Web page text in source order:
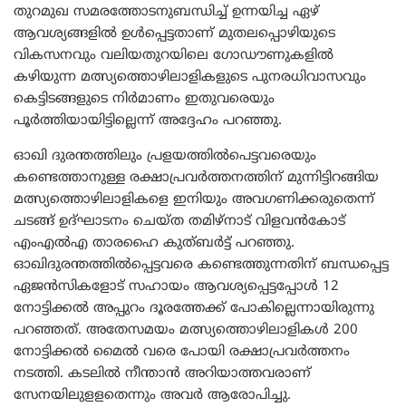
തുറമുഖ സമരത്തോടനുബന്ധിച്ച് ഉന്നയിച്ച ഏഴ്
ആവശ്യങ്ങളിൽ ഉൾപ്പെട്ടതാണ് മുതലപ്പൊഴിയുടെ
വികസനവും വലിയതുറയിലെ ഗോഡൗണുകളിൽ
കഴിയുന്ന മത്സ്യത്തൊഴിലാളികളുടെ പുനരധിവാസവും
കെട്ടിടങ്ങളുടെ നിർമാണം ഇതുവരെയും
പൂർത്തിയായിട്ടില്ലെന്ന് അദ്ദേഹം പറഞ്ഞു.
ഓഖി ദുരന്തത്തിലും പ്രളയത്തിൽപെട്ടവരെയും
കണ്ടെത്താനുള്ള രക്ഷാപ്രവർത്തനത്തിന് മുന്നിട്ടിറങ്ങിയ
മത്സ്യത്തൊഴിലാളികളെ ഇനിയും അവഗണിക്കരുതെന്ന്
ചടങ്ങ് ഉദ്ഘാടനം ചെയ്ത തമിഴ്‌നാട് വിളവൻകോട്
എംഎൽഎ താരഹൈ കുത്ബർട്ട് പറഞ്ഞു.
ഓഖിദുരന്തത്തിൽപ്പെട്ടവരെ കണ്ടെത്തുന്നതിന് ബന്ധപ്പെട്ട
ഏജൻസികളോട് സഹായം ആവശ്യപ്പെട്ടപ്പോൾ 12
നോട്ടിക്കൽ അപ്പുറം ദൂരത്തേക്ക് പോകില്ലെന്നായിരുന്നു
പറഞ്ഞത്. അതേസമയം മത്സ്യത്തൊഴിലാളികൾ 200
നോട്ടിക്കൽ മൈൽ വരെ പോയി രക്ഷാപ്രവർത്തനം
നടത്തി. കടലിൽ നീന്താൻ അറിയാത്തവരാണ്
സേനയിലുളളതെന്നും അവർ ആരോപിച്ചു.